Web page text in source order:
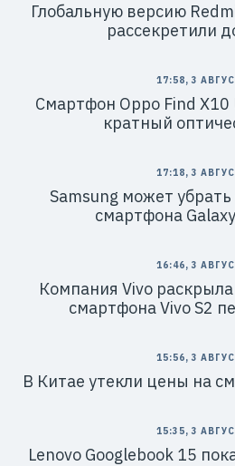
Глобальную версию
рассекретили
17:58, 3
Смартфон Oppo Find
кратный
17:18, 3
Samsung может
смартфона
16:46, 3
Компания Vivo
смартфона Vivo S2
15:56, 3
В Китае утекли цены на
15:35, 3
Lenovo Googlebook 15